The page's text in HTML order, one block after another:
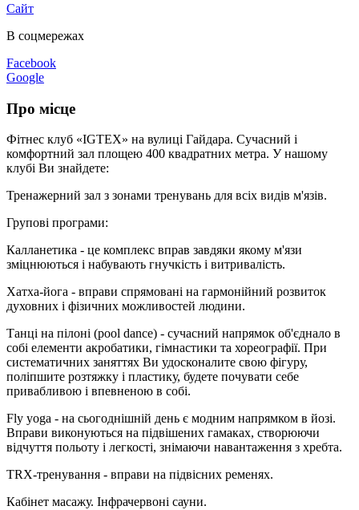
Сайт
В соцмережах
Facebook
Google
Про місце
Фітнес клуб «IGTEX» на вулиці Гайдара. Сучасний і
комфортний зал площею 400 квадратних метра. У нашому
клубі Ви знайдете:
Тренажерний зал з зонами тренувань для всіх видів м'язів.
Групові програми:
Калланетика - це комплекс вправ завдяки якому м'язи
зміцнюються і набувають гнучкість і витривалість.
Хатха-йога - вправи спрямовані на гармонійний розвиток
духовних і фізичних можливостей людини.
Танці на пілоні (pool dance) - сучасний напрямок об'єднало в
собі елементи акробатики, гімнастики та хореографії. При
систематичних заняттях Ви удосконалите свою фігуру,
поліпшите розтяжку і пластику, будете почувати себе
привабливою і впевненою в собі.
Fly yoga - на сьогоднішній день є модним напрямком в йозі.
Вправи виконуються на підвішених гамаках, створюючи
відчуття польоту і легкості, знімаючи навантаження з хребта.
TRX-тренування - вправи на підвісних ременях.
Кабінет масажу. Інфрачервоні сауни.